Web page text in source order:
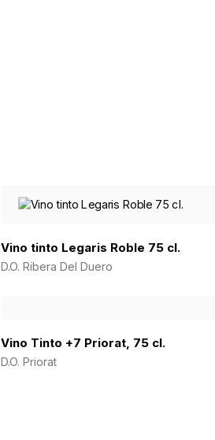
Vino tinto Legaris Roble 75 cl.
D.O. Ribera Del Duero
Vino Tinto +7 Priorat, 75 cl.
D.O. Priorat